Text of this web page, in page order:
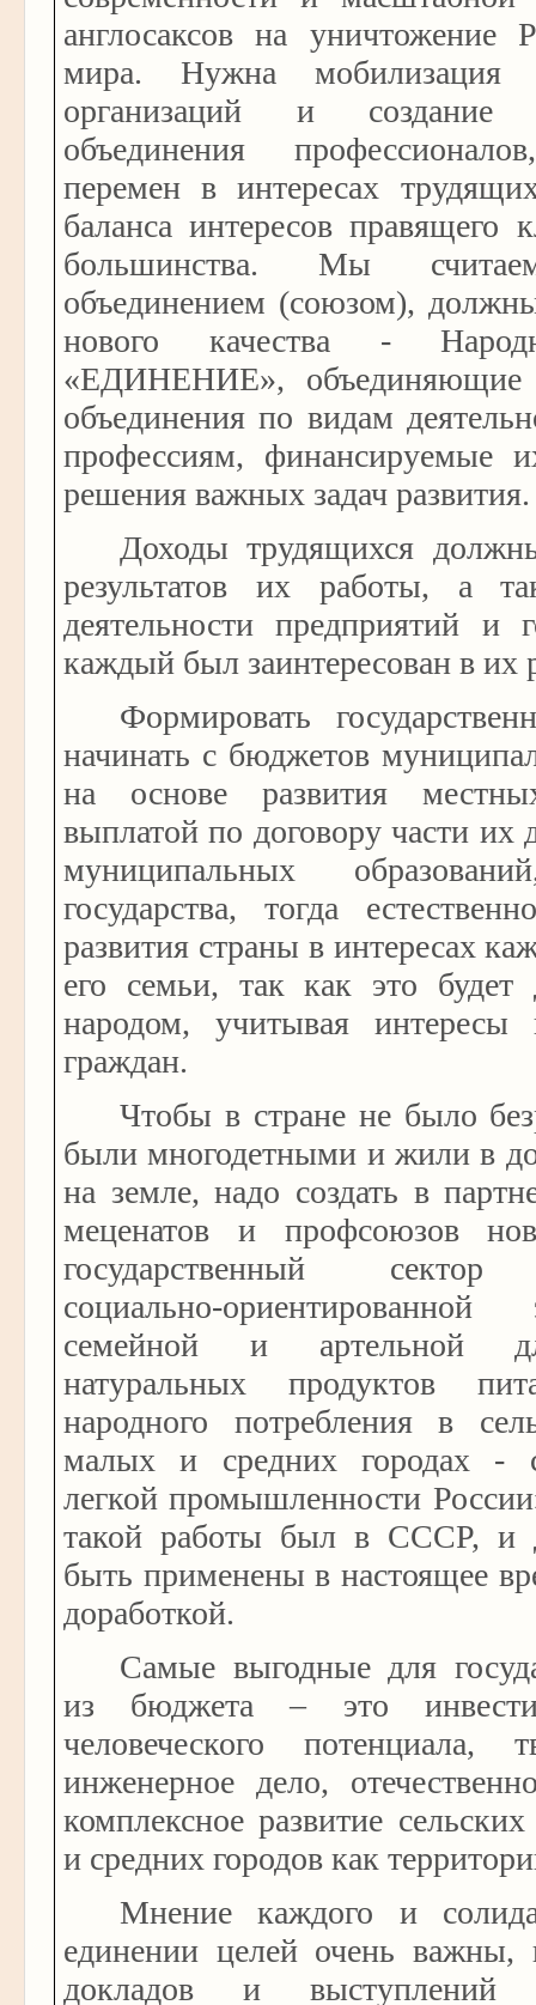
англосаксов на уничтожение
мира. Нужна мобилизация
организаций и создание
объединения
перемен в интересах
баланса интересов правящего
большинства. Мы
объединением (союзом),
нового качества -
«ЕДИНЕНИЕ», объединяющие
объединения по видам
профессиям, финансируемые
решения важных задач развития.
Доходы трудящихся
результатов их работы, а
деятельности предприятий и
каждый был заинтересован в их
Формировать
начинать с бюджетов
на основе развития
выплатой по договору части
муниципальных
государства, тогда
развития страны в интересах
его семьи, так как это будет
народом, учитывая интересы
граждан.
Чтобы в стране не было
были многодетными и жили в
на земле, надо создать в
меценатов и профсоюзов
государственный сектор
социально-
семейной и артельной
натуральных продуктов
народного потребления в
малых и средних городах -
легкой промышленности
такой работы был в СССР, и
быть применены в настоящее
доработкой.
Самые выгодные для
из бюджета – это
человеческого потенциала,
инженерное дело,
комплексное развитие
и средних городов как
Мнение каждого и
единении целей очень
докладов и выступлений